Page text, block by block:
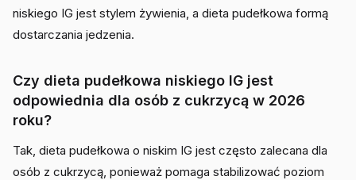
niskiego IG jest stylem żywienia, a dieta pudełkowa formą
dostarczania jedzenia.
Czy dieta pudełkowa niskiego IG jest
odpowiednia dla osób z cukrzycą w 2026
roku?
Tak, dieta pudełkowa o niskim IG jest często zalecana dla
osób z cukrzycą, ponieważ pomaga stabilizować poziom